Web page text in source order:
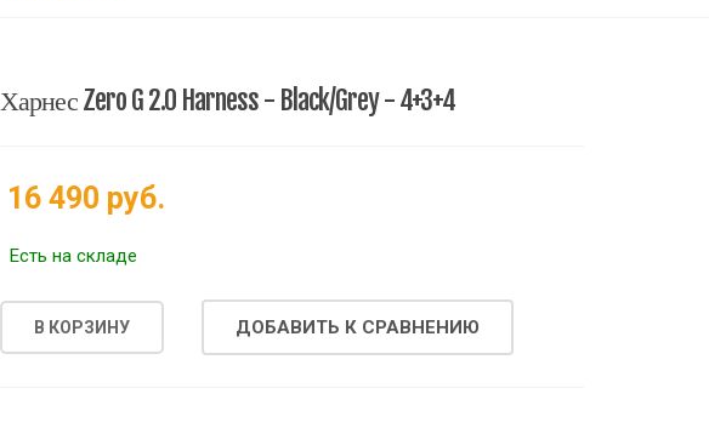
Харнес Zero G 2.0 Harness - Black/Grey - 4+3+4
16 490 руб.
Есть на складе
В КОРЗИНУ ДОБАВИТЬ К СРАВНЕНИЮ